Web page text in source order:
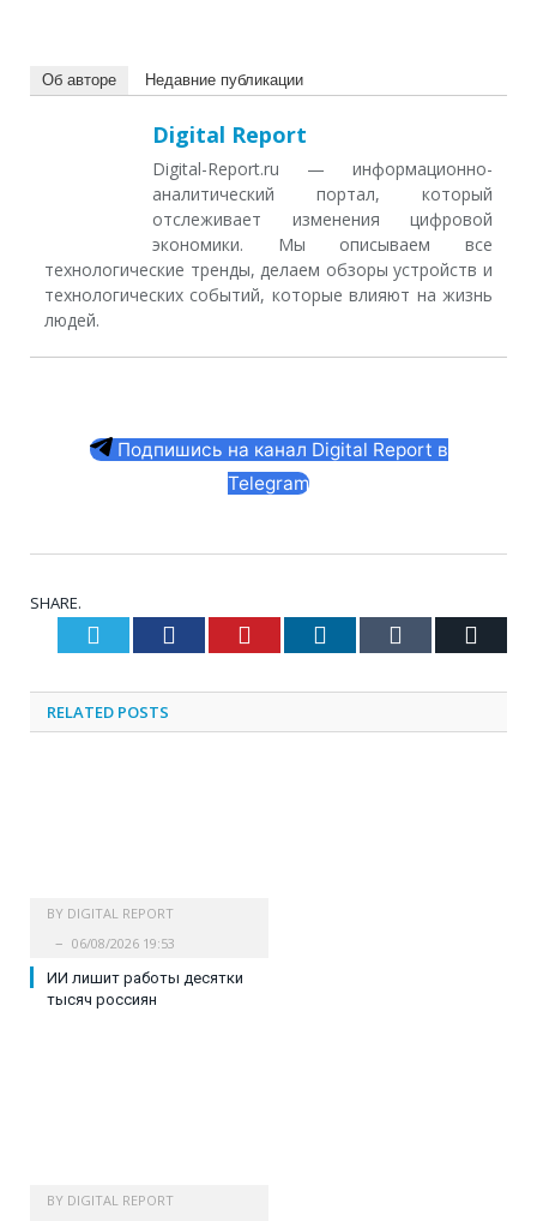
Об авторе Недавние публикации
Digital Report
Digital-Report.ru — информационно-
аналитический портал, который
отслеживает изменения цифровой
экономики. Мы описываем все
технологические тренды, делаем обзоры устройств и
технологических событий, которые влияют на жизнь
людей.
Подпишись на канал Digital Report в
Telegram
SHARE.
Twitter Facebook Pinterest LinkedIn Tumblr
RELATED POSTS
BY DIGITAL REPORT
06/08/2026 19:53
ИИ лишит работы десятки
тысяч россиян
BY DIGITAL REPORT